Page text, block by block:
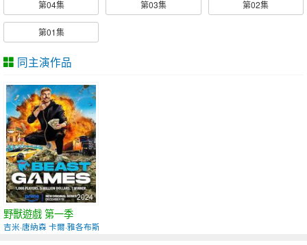
第04集 第03集 第02集
第01集
同主演作品
2024
野獸遊戲 第一季
吉米·唐納森 卡爾·雅各布斯